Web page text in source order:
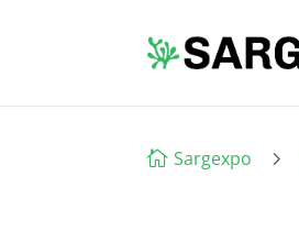
 Sargexpo 5